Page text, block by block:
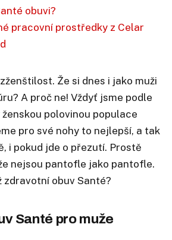
obuvi?
pracovní prostředky z Celar
Že si dnes i jako muži
A proč ne! Vždyť jsme podle
ženskou polovinou populace
pro své nohy to nejlepší, a tak
i pokud jde o přezutí. Prostě
nejsou pantofle jako pantofle.
zdravotní obuv Santé?
Santé pro muže